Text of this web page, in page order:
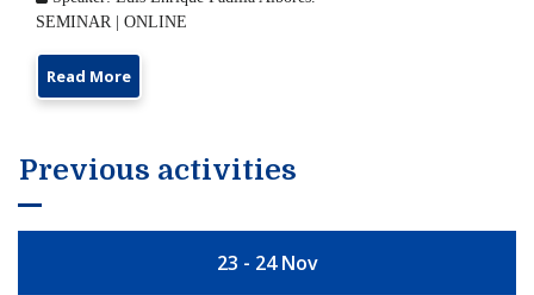
SEMINAR | ONLINE
Read More
Previous activities
23 - 24 Nov